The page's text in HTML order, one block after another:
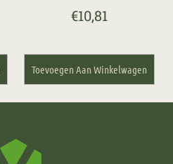
€10,81
Toevoegen Aan Winkelwagen